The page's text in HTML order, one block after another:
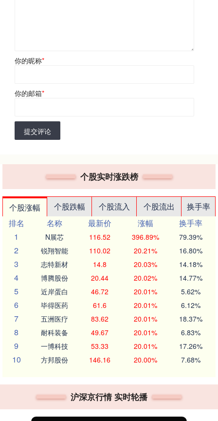
你的昵称*
你的邮箱*
提交评论
个股实时涨跌榜
个股涨幅 个股跌幅 个股流入 个股流出
换手率
排名
名称 最新价 涨幅
换手率
1
N展芯 116.52 396.89% 79.39%
2 锐翔智能 110.02 20.21% 16.80%
3 志特新材 14.8 20.03% 14.18%
4 博腾股份 20.44 20.02% 14.77%
5 近岸蛋白 46.72 20.01% 5.62%
6 毕得医药 61.6 20.01% 6.12%
7 五洲医疗 83.62 20.01% 18.37%
8 耐科装备 49.67 20.01% 6.83%
9 一博科技 53.33 20.01% 17.26%
10 方邦股份 146.16 20.00% 7.68%
沪深京行情 实时轮播